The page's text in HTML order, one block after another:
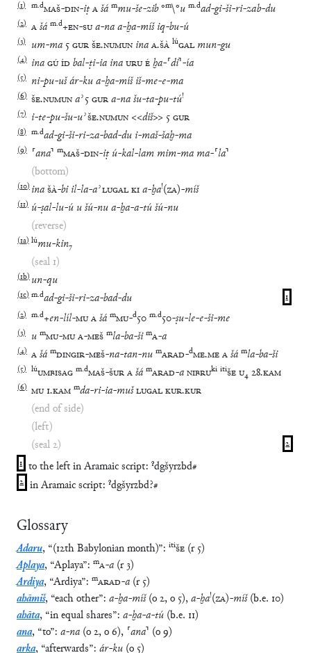
(1) m.dMAŠ-DIN-iṭAšá mmu-še-zib°m\°u m.dad-gi-ši-ri-zab-du
(2) Ašá m.d+EN-SUa-naa-ḫa-míš iq-bu-ú
(3) um-ma 5GURŠE.NUMUN inaA.ŠÀ lúGAL mun-gu
(4) inaGÚÍD bal-ṭi-ia inaURUÉḫa-⸢di⸣-ía
(5) ni-pu-ušár-kua-ḫa-míš iš-me-e-ma
(6) ŠE.NUMUNaʾ 5GURa-našu-ta-pu-tú!
(7) i-te-pu-šu-uʾŠE.NUMUN <<diš>> 5GUR
(8) m.dad-gi-ši-ri-za-bad-du i-maš-šaḫ-ma
(9) ⸢ana⸣ mMAŠ-DIN-iṭ ú-kal-lam mim-ma ma-⸢la⸣
(bottom)
(10) inaŠÀ-bi il-la-aʾLUGALKIa-ḫa!(ZA)-míš
(11) ú-ṣal-lu-ú ušú-nua-ḫa-a-túšú-nu
(reverse)
(1a) lúmu-kin₇
(seal 1)
(1b) un-qu
(1c) m.dad-gi-ši-ri-za-bad-du 1
(2) m.d+en-líl-MUAšá mMU-d50 m.d50-ṣu-le-e-ši-me
(3) u mMU-MUA-MEŠ mla-ba-ši mA-a
(4) Ašá mDINGIR-MEŠ-na-tan-nu mARAD-dME.MEAšá mla-ba-ši
(5) lúUMBISAG m.dMAŠ-ŠURAšá mARAD-aNIBRUki itiŠEU₄ 28.KAM
(6) MU 1.KAM mda-ri-ia-mušLUGALKUR.KUR
(end of side)
(left)
(seal 2)
2
1 to the left in Aramaic script: ˀdgšyrzbd#
2 in Aramaic script: ˀdgšyrzbd?#
Glossary
Adaru, “(12th Babylonian month)”: itiŠE (r 5)
Aplaya, “Aplaya”: mA-a (r 3)
Ardiya, “Ardiya”: mARAD-a (r 5)
ahāmiš, “each other”: a-ḫa-míš(o2,o 5),a-ḫa!(ZA)-míš(b.e. 10)
ahāta, “in equal shares”: a-ḫa-a-tú (b.e. 11)
ana, “to”: a-na (o2,o6), ⸢ana⸣ (o9)
arka, “afterwards”: ár-ku (o 5)